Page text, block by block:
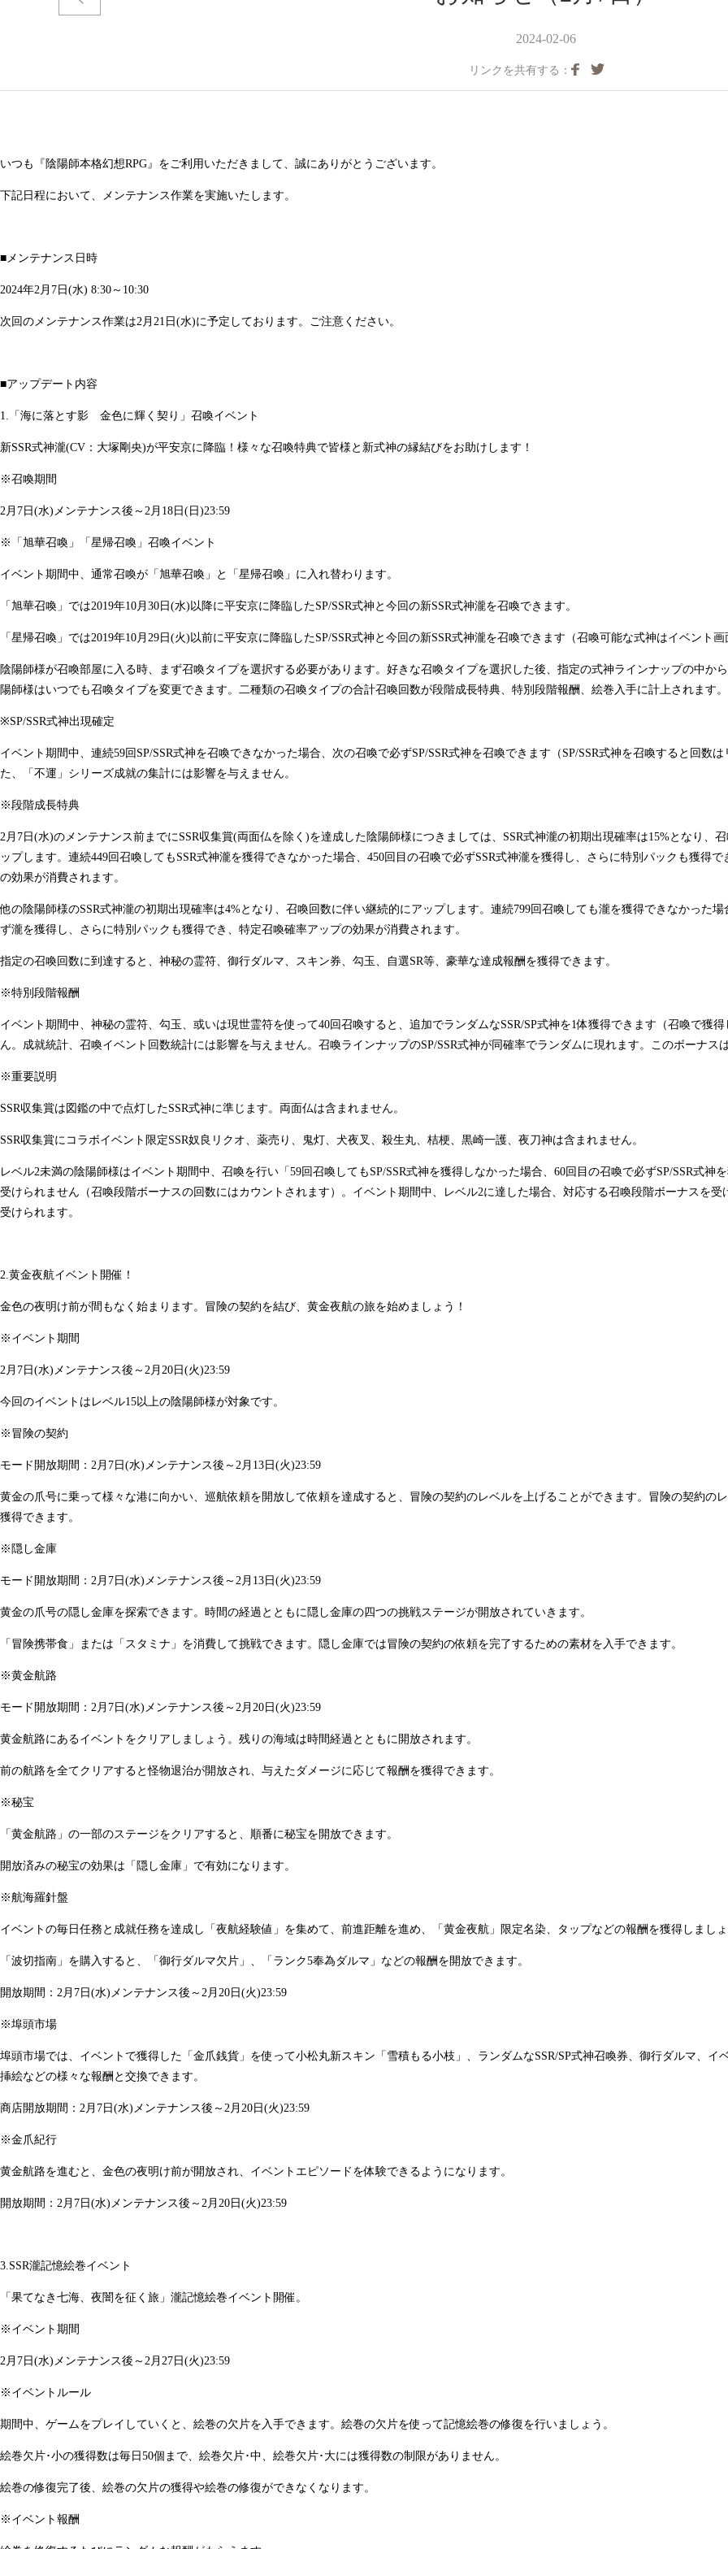
2024-02-06
リンクを共有する：
いつも『陰陽師本格幻想RPG』をご利用いただきまして、誠にありがとうございます。
下記日程において、メンテナンス作業を実施いたします。
■メンテナンス日時
2024年2月7日(水) 8:30～10:30
次回のメンテナンス作業は2月21日(水)に予定しております。ご注意ください。
■アップデート内容
1.「海に落とす影 金色に輝く契り」召喚イベント
新SSR式神瀧(CV：大塚剛央)が平安京に降臨！様々な召喚特典で皆様と新式神の縁結びをお助けします！
※召喚期間
2月7日(水)メンテナンス後～2月18日(日)23:59
※「旭華召喚」「星帰召喚」召喚イベント
イベント期間中、通常召喚が「旭華召喚」と「星帰召喚」に入れ替わります。
「旭華召喚」では2019年10月30日(水)以降に平安京に降臨したSP/SSR式神と今回の新SSR式神瀧を召喚できます。
「星帰召喚」では2019年10月29日(火)以前に平安京に降臨したSP/SSR式神と今回の新SSR式神瀧を召喚できます（召喚可能な式神はイベント画
陰陽師様が召喚部屋に入る時、まず召喚タイプを選択する必要があります。好きな召喚タイプを選択した後、指定の式神ラインナップの中か
陽師様はいつでも召喚タイプを変更できます。二種類の召喚タイプの合計召喚回数が段階成長特典、特別段階報酬、絵巻入手に計上されます。
※SP/SSR式神出現確定
イベント期間中、連続59回SP/SSR式神を召喚できなかった場合、次の召喚で必ずSP/SSR式神を召喚できます（SP/SSR式神を召喚すると回数
た、「不運」シリーズ成就の集計には影響を与えません。
※段階成長特典
2月7日(水)のメンテナンス前までにSSR収集賞(両面仏を除く)を達成した陰陽師様につきましては、SSR式神瀧の初期出現確率は15%となり、
ップします。連続449回召喚してもSSR式神瀧を獲得できなかった場合、450回目の召喚で必ずSSR式神瀧を獲得し、さらに特別パックも獲得
の効果が消費されます。
他の陰陽師様のSSR式神瀧の初期出現確率は4%となり、召喚回数に伴い継続的にアップします。連続799回召喚しても瀧を獲得できなかった場
ず瀧を獲得し、さらに特別パックも獲得でき、特定召喚確率アップの効果が消費されます。
指定の召喚回数に到達すると、神秘の霊符、御行ダルマ、スキン券、勾玉、自選SR等、豪華な達成報酬を獲得できます。
※特別段階報酬
イベント期間中、神秘の霊符、勾玉、或いは現世霊符を使って40回召喚すると、追加でランダムなSSR/SP式神を1体獲得できます（召喚で獲
ん。成就統計、召喚イベント回数統計には影響を与えません。召喚ラインナップのSP/SSR式神が同確率でランダムに現れます。このボーナス
※重要説明
SSR収集賞は図鑑の中で点灯したSSR式神に準じます。両面仏は含まれません。
SSR収集賞にコラボイベント限定SSR奴良リクオ、薬売り、鬼灯、犬夜叉、殺生丸、桔梗、黒崎一護、夜刀神は含まれません。
レベル2未満の陰陽師様はイベント期間中、召喚を行い「59回召喚してもSP/SSR式神を獲得しなかった場合、60回目の召喚で必ずSP/SSR式神
受けられません（召喚段階ボーナスの回数にはカウントされます）。イベント期間中、レベル2に達した場合、対応する召喚段階ボーナスを受
受けられます。
2.黄金夜航イベント開催！
金色の夜明け前が間もなく始まります。冒険の契約を結び、黄金夜航の旅を始めましょう！
※イベント期間
2月7日(水)メンテナンス後～2月20日(火)23:59
今回のイベントはレベル15以上の陰陽師様が対象です。
※冒険の契約
モード開放期間：2月7日(水)メンテナンス後～2月13日(火)23:59
黄金の爪号に乗って様々な港に向かい、巡航依頼を開放して依頼を達成すると、冒険の契約のレベルを上げることができます。冒険の契約の
獲得できます。
※隠し金庫
モード開放期間：2月7日(水)メンテナンス後～2月13日(火)23:59
黄金の爪号の隠し金庫を探索できます。時間の経過とともに隠し金庫の四つの挑戦ステージが開放されていきます。
「冒険携帯食」または「スタミナ」を消費して挑戦できます。隠し金庫では冒険の契約の依頼を完了するための素材を入手できます。
※黄金航路
モード開放期間：2月7日(水)メンテナンス後～2月20日(火)23:59
黄金航路にあるイベントをクリアしましょう。残りの海域は時間経過とともに開放されます。
前の航路を全てクリアすると怪物退治が開放され、与えたダメージに応じて報酬を獲得できます。
※秘宝
「黄金航路」の一部のステージをクリアすると、順番に秘宝を開放できます。
開放済みの秘宝の効果は「隠し金庫」で有効になります。
※航海羅針盤
イベントの毎日任務と成就任務を達成し「夜航経験値」を集めて、前進距離を進め、「黄金夜航」限定名染、タップなどの報酬を獲得しましょ
「波切指南」を購入すると、「御行ダルマ欠片」、「ランク5奉為ダルマ」などの報酬を開放できます。
開放期間：2月7日(水)メンテナンス後～2月20日(火)23:59
※埠頭市場
埠頭市場では、イベントで獲得した「金爪銭貨」を使って小松丸新スキン「雪積もる小枝」、ランダムなSSR/SP式神召喚券、御行ダルマ、イ
挿絵などの様々な報酬と交換できます。
商店開放期間：2月7日(水)メンテナンス後～2月20日(火)23:59
※金爪紀行
黄金航路を進むと、金色の夜明け前が開放され、イベントエピソードを体験できるようになります。
開放期間：2月7日(水)メンテナンス後～2月20日(火)23:59
3.SSR瀧記憶絵巻イベント
「果てなき七海、夜闇を征く旅」瀧記憶絵巻イベント開催。
※イベント期間
2月7日(水)メンテナンス後～2月27日(火)23:59
※イベントルール
期間中、ゲームをプレイしていくと、絵巻の欠片を入手できます。絵巻の欠片を使って記憶絵巻の修復を行いましょう。
絵巻欠片･小の獲得数は毎日50個まで、絵巻欠片･中、絵巻欠片･大には獲得数の制限がありません。
絵巻の修復完了後、絵巻の欠片の獲得や絵巻の修復ができなくなります。
※イベント報酬